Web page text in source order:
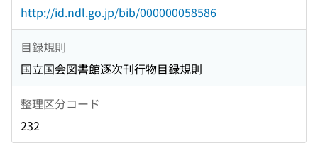
http://id.ndl.go.jp/bib/000000058586
目録規則
国立国会図書館逐次刊行物目録規則
整理区分コード
232